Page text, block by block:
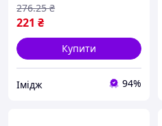
мм2 для електриків
знімання ізоля IMD22/G
221 ₴
276.25 ₴
Купити
Імідж 94%